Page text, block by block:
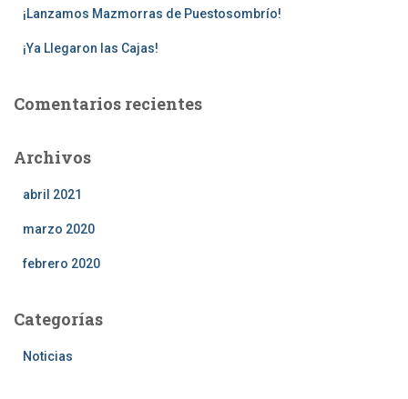
¡Lanzamos Mazmorras de Puestosombrío!
¡Ya Llegaron las Cajas!
Comentarios recientes
Archivos
abril 2021
marzo 2020
febrero 2020
Categorías
Noticias